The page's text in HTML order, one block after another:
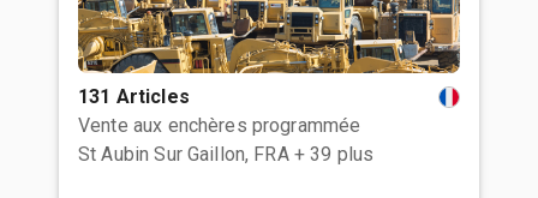
131 Articles
Vente aux enchères programmée
St Aubin Sur Gaillon, FRA + 39 plus